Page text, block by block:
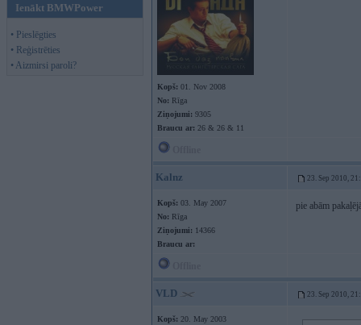
Ienākt BMWPower
• Pieslēgties
• Reģistrēties
• Aizmirsi paroli?
Kopš: 01. Nov 2008
No: Rīga
Ziņojumi: 9305
Braucu ar: 26 & 26 & 11
Kalnz 23. Sep 2010,
Kopš: 03. May 2007
No: Rīga
Ziņojumi: 14366
Braucu ar:
pie abām
VLD 23. Sep 2010,
Kopš: 20. May 2003